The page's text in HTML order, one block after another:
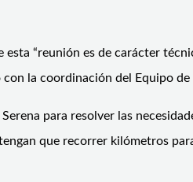
“reunión es de carácter
la coordinación del Equipo de
para resolver las
que recorrer kilómetros